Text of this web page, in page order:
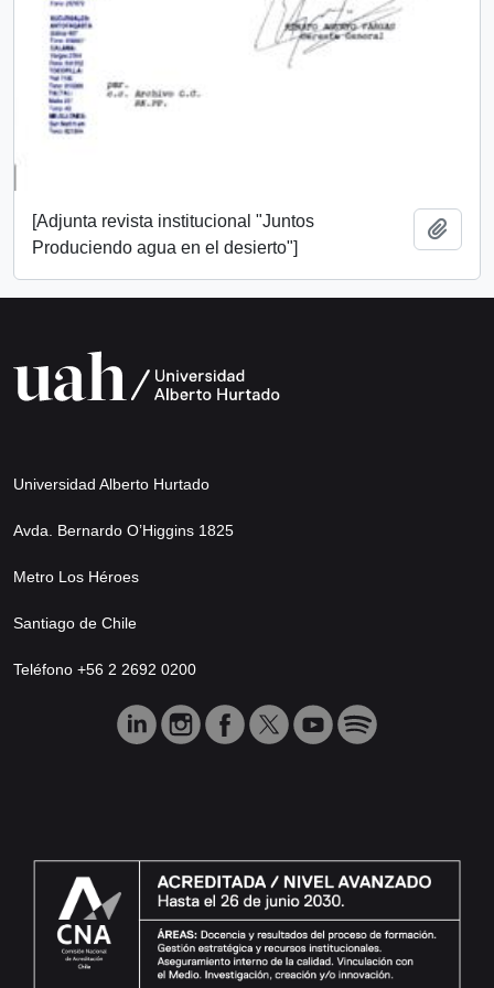
[Adjunta revista institucional "Juntos
Produciendo agua en el desierto"]
Universidad Alberto Hurtado
Avda. Bernardo O’Higgins 1825
Metro Los Héroes
Santiago de Chile
Teléfono +56 2 2692 0200